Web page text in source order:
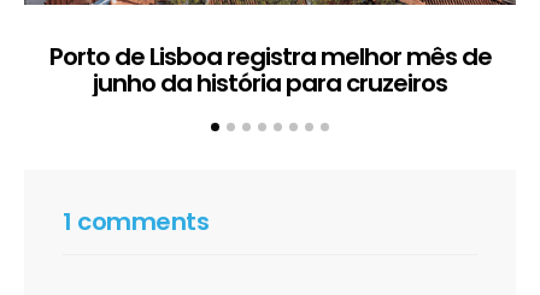
Porto de Lisboa registra melhor mês de
junho da história para cruzeiros
1 comments